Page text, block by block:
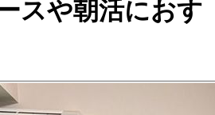
スや朝活におす